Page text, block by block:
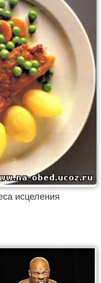
исцеления